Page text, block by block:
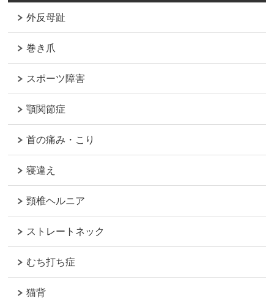
外反母趾
巻き爪
スポーツ障害
顎関節症
首の痛み・こり
寝違え
頸椎ヘルニア
ストレートネック
むち打ち症
猫背